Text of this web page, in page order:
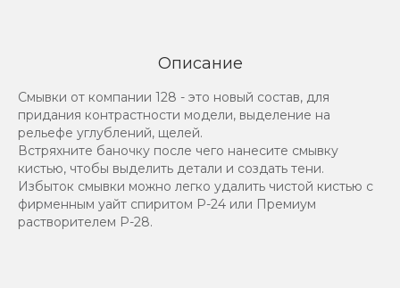
Описание
Смывки от компании 128 - это новый состав, для
придания контрастности модели, выделение на
рельефе углублений, щелей.
Встряхните баночку после чего нанесите смывку
кистью, чтобы выделить детали и создать тени.
Избыток смывки можно легко удалить чистой кистью с
фирменным уайт спиритом Р-24 или Премиум
растворителем Р-28.